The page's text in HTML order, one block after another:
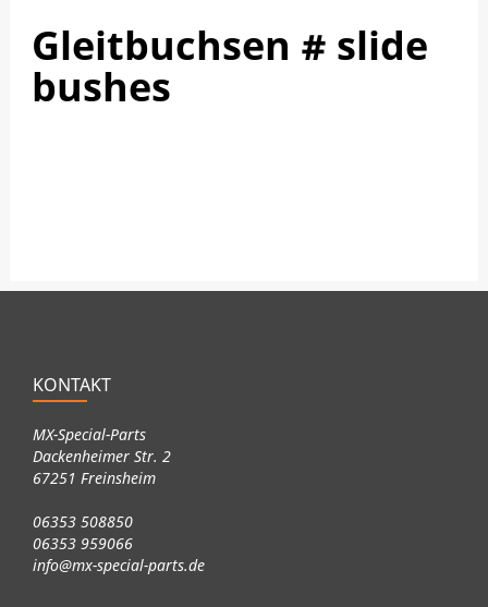
Gleitbuchsen # slide
bushes
KONTAKT
MX-Special-Parts
Dackenheimer Str. 2
67251 Freinsheim
06353 508850
06353 959066
info@mx-special-parts.de